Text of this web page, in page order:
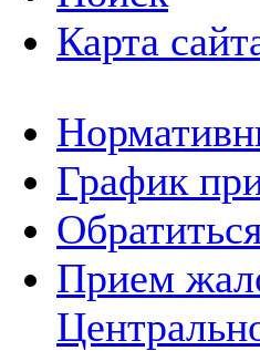
Карта
График
Прием